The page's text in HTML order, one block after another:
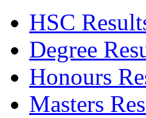
HSC
Degree
Honours
Masters